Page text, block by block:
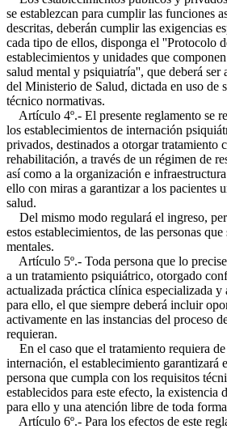
se establezcan para cumplir las funciones
descritas, deberán cumplir las exigencias
cada tipo de ellos, disponga el ''Protocolo
establecimientos y unidades que
salud mental y psiquiatría'', que deberá ser
del Ministerio de Salud, dictada en uso de
técnico normativas.
Artículo 4º.- El presente reglamento se
los establecimientos de internación
privados, destinados a otorgar tratamiento
rehabilitación, a través de un régimen de
así como a la organización e
ello con miras a garantizar a los pacientes
salud.
Del mismo modo regulará el ingreso,
estos establecimientos, de las personas
mentales.
Artículo 5º.- Toda persona que lo
a un tratamiento psiquiátrico, otorgado
actualizada práctica clínica especializada
para ello, el que siempre deberá incluir
activamente en las instancias del proceso
requieran.
En el caso que el tratamiento requiera
internación, el establecimiento garantizará
persona que cumpla con los requisitos
establecidos para este efecto, la existencia
para ello y una atención libre de toda
Artículo 6º.- Para los efectos de este